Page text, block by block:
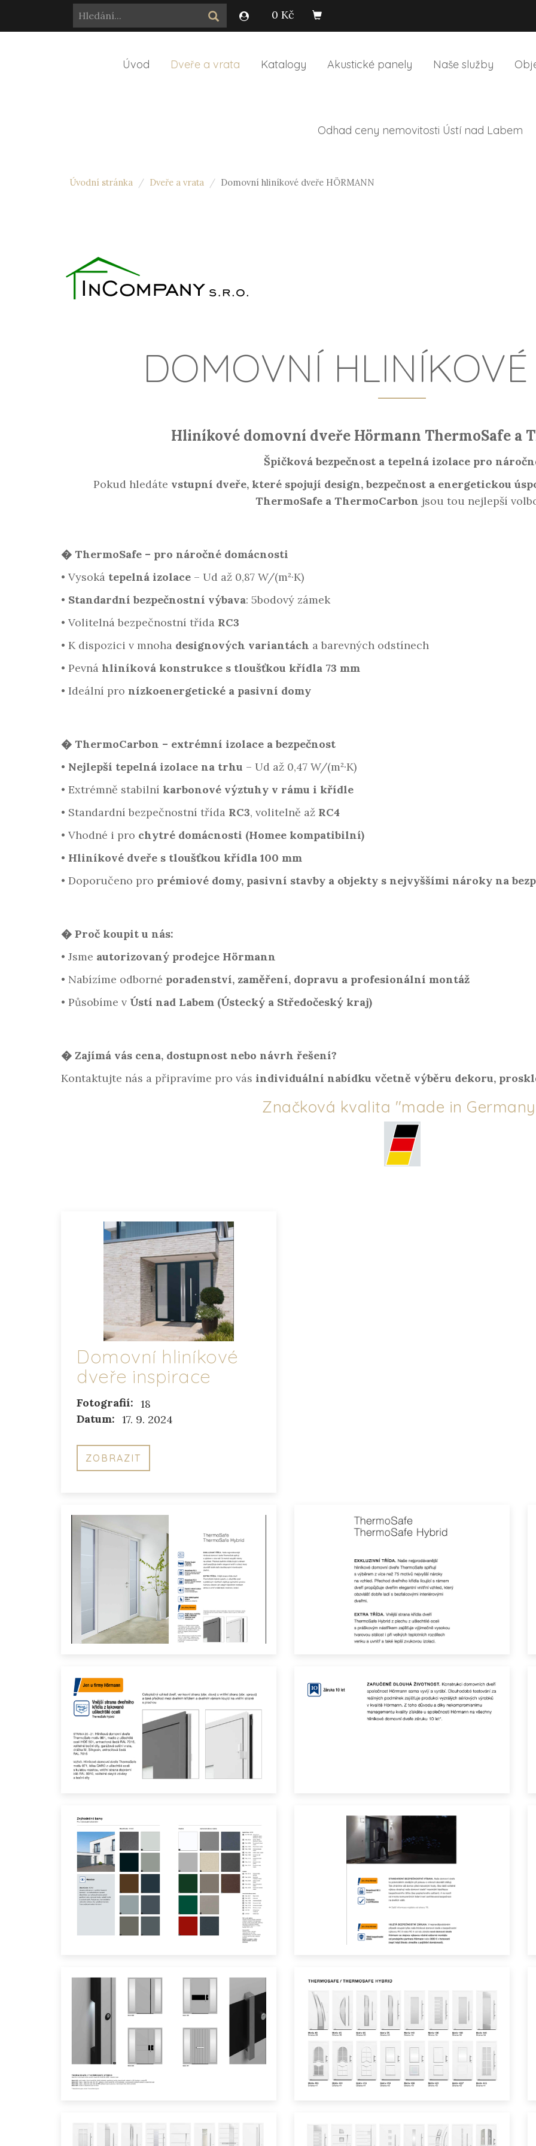
0 Kč
Úvod Dveře a vrata Katalogy Akustické panely Naše služby
Odhad ceny nemovitosti Ústí nad Labem
Úvodní stránka Dveře a vrata Domovní hliníkové dveře HÖRMANN
DOMOVNÍ
Hliníkové domovní dveře Hörmann ThermoSafe a
Špičková bezpečnost a tepelná izolace pro
Pokud hledáte vstupní dveře, které spojují design, bezpečnost a energetickou
ThermoSafe a ThermoCarbon jsou tou nejlepší
� ThermoSafe – pro náročné domácnosti
• Vysoká tepelná izolace – Ud až 0,87 W/(m²·K)
• Standardní bezpečnostní výbava: 5bodový zámek
• Volitelná bezpečnostní třída RC3
• K dispozici v mnoha designových variantách a barevných odstínech
• Pevná hliníková konstrukce s tloušťkou křídla 73 mm
• Ideální pro nízkoenergetické a pasivní domy
� ThermoCarbon – extrémní izolace a bezpečnost
• Nejlepší tepelná izolace na trhu – Ud až 0,47 W/(m²·K)
• Extrémně stabilní karbonové výztuhy v rámu i křídle
• Standardní bezpečnostní třída RC3, volitelně až RC4
• Vhodné i pro chytré domácnosti (Homee kompatibilní)
• Hliníkové dveře s tloušťkou křídla 100 mm
• Doporučeno pro prémiové domy, pasivní stavby a objekty s nejvyššími nároky na
�️ Proč koupit u nás:
• Jsme autorizovaný prodejce Hörmann
• Nabízíme odborné poradenství, zaměření, dopravu a profesionální montáž
• Působíme v Ústí nad Labem (Ústecký a Středočeský kraj)
� Zajímá vás cena, dostupnost nebo návrh řešení?
Kontaktujte nás a připravíme pro vás individuální nabídku včetně výběru dekoru,
Značková kvalita "made in
Domovní hliníkové
dveře inspirace
Fotografií: 18
Datum: 17. 9. 2024
ZOBRAZIT